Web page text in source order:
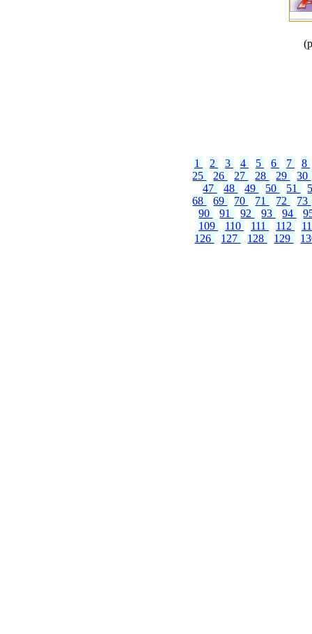
1 2 3 4 5 6 7
8
25
26 27 28 29
30
47
48 49 50 51
68
69 70 71 72
73
90
91 92 93 94
109
110 111 112
126
127 128 129